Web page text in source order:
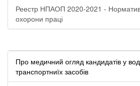
Реестр НПАОП 2020-2021 -
охорони праці
Про медичний огляд кандидатів у
транспортниїх засобів